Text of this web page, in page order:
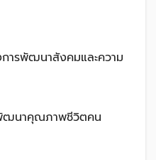
รพัฒนาสังคมและความ
นาคุณภาพชีวิตคน